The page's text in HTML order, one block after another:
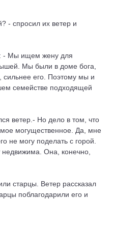
- спросил их ветер и
- Мы ищем жену для
Мы были в доме бога,
сильнее его. Поэтому мы и
семействе подходящей
ветер.- Но дело в том, что
могущественное. Да, мне
не могу поделать с горой.
недвижима. Она, конечно,
старцы. Ветер рассказал
поблагодарили его и